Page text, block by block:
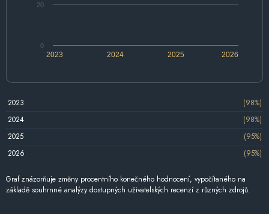
2024 2026
2023 2025
0
20
2023
(98%)
2024
(98%)
2025
(95%)
2026
(95%)
Graf znázorňuje změny procentního konečného hodnocení, vypočítaného na
základě souhrnné analýzy dostupných uživatelských recenzí z různých zdrojů.